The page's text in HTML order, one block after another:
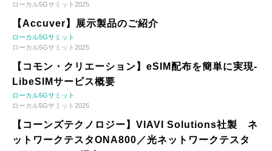
ローカル5Gサミット2025
【Accuver】展示製品のご紹介
ローカル5Gサミット
ローカル5Gサミット2025
【コモン・クリエーション】eSIM配布を簡単に実現-
LibeSIMサービス概要
ローカル5Gサミット
ローカル5Gサミット2025
【コーンズテクノロジー】VIAVI Solutions社製 ネ
ットワークテスタONA800／光ネットワークテスタ